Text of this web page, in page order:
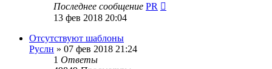
Последнее сообщение PR
13 фев 2018 20:04
Отсутствуют шаблоны
Руслн » 07 фев 2018 21:24
1 Ответы